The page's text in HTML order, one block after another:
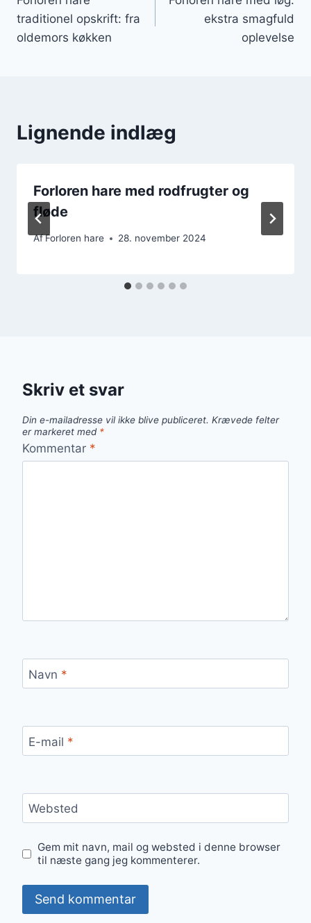
traditionel opskrift: fra
oldemors køkken
ekstra smagfuld
oplevelse
Lignende indlæg
Forloren hare med rodfrugter og
fløde
AfForloren hare 28. november 2024
Skriv et svar
Din e-mailadresse vil ikke blive publiceret. Krævede felter
er markeret med *
Kommentar *
Navn *
E-mail *
Websted
Gem mit navn, mail og websted i denne browser
til næste gang jeg kommenterer.